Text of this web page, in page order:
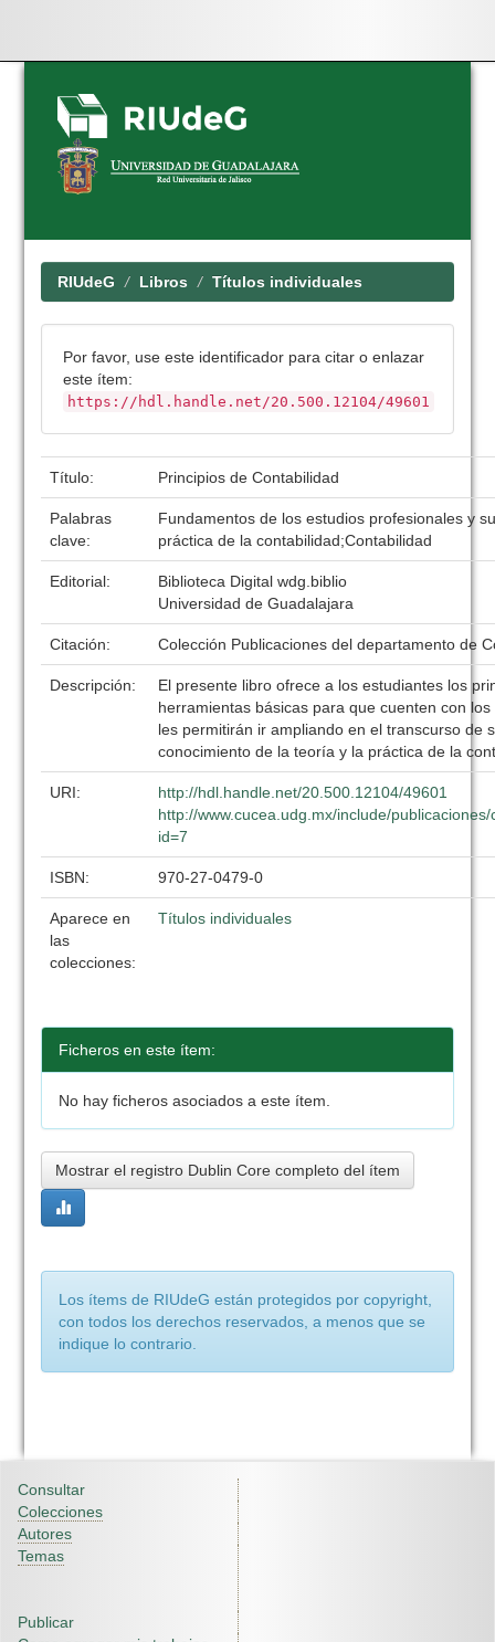
Skip
navigation
RIUdeG Libros Títulos individuales
Por favor, use este identificador para citar o enlazar
este ítem:
https://hdl.handle.net/20.500.12104/49601
Título: Principios de Contabilidad
Palabras
clave:
Fundamentos de los estudios profesionales y
práctica de la contabilidad;Contabilidad
Editorial:
Biblioteca Digital wdg.biblio
Universidad de Guadalajara
Citación: Colección Publicaciones del departamento de
Descripción:
El presente libro ofrece a los estudiantes los
herramientas básicas para que cuenten con
les permitirán ir ampliando en el transcurso de
conocimiento de la teoría y la práctica de la
URI:
http://hdl.handle.net/20.500.12104/49601
http://www.cucea.udg.mx/include/
id=7
ISBN: 970-27-0479-0
Aparece en
las
colecciones:
Títulos individuales
Ficheros en este ítem:
No hay ficheros asociados a este ítem.
Mostrar el registro Dublin Core completo del ítem
Los ítems de RIUdeG están protegidos por copyright,
con todos los derechos reservados, a menos que se
indique lo contrario.
Consultar
Colecciones
Autores
Temas
Publicar